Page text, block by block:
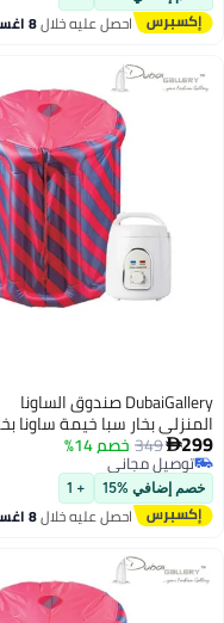
احصل عليه خلال8 اغسطس
DubaiGallery صندوق الساونا
بخار سبا خيمة ساونا بخار
السموم للجسم الأرق
110-240 فولت قابس أمريكي
بريطاني
349خصم 14%
مجاني
مجاني
%15
+ 1
احصل عليه خلال8 اغسطس